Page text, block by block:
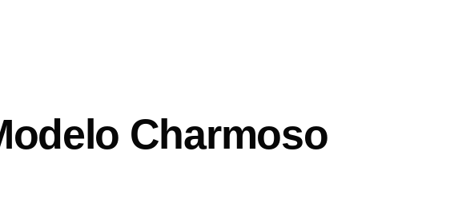
Charmoso